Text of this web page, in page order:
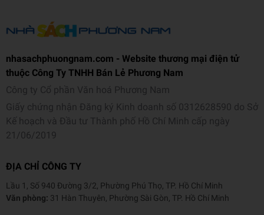
nhasachphuongnam.com - Website thương mại điện tử
thuộc Công Ty TNHH Bán Lẻ Phương Nam
Công ty Cổ phần Văn hoá Phương Nam
Giấy chứng nhận Đăng ký Kinh doanh số 0312628590 do Sở
Kế hoạch và Đầu tư Thành phố Hồ Chí Minh cấp ngày
21/06/2019
ĐỊA CHỈ CÔNG TY
Lầu 1, Số 940 Đường 3/2, Phường Phú Thọ, TP. Hồ Chí Minh
Văn phòng: 31 Hàn Thuyên, Phường Sài Gòn, TP. Hồ Chí Minh